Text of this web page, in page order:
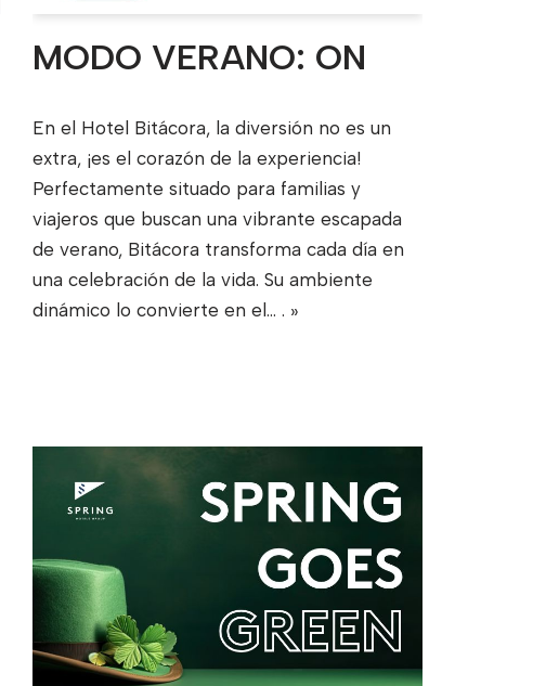
MODO VERANO: ON
En el Hotel Bitácora, la diversión no es un
extra, ¡es el corazón de la experiencia!
Perfectamente situado para familias y
viajeros que buscan una vibrante escapada
de verano, Bitácora transforma cada día en
una celebración de la vida. Su ambiente
dinámico lo convierte en el... . »